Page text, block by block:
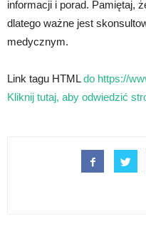
informacji i porad. Pamiętaj,
dlatego ważne jest
medycznym.
Link tagu HTMLdo https://
Kliknij tutaj, aby odwiedzić